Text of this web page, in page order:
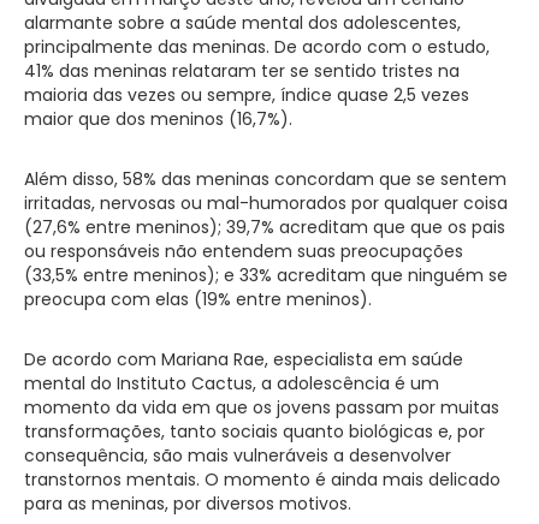
alarmante sobre a saúde mental dos adolescentes,
principalmente das meninas. De acordo com o estudo,
41% das meninas relataram ter se sentido tristes na
maioria das vezes ou sempre, índice quase 2,5 vezes
maior que dos meninos (16,7%).
Além disso, 58% das meninas concordam que se sentem
irritadas, nervosas ou mal-humorados por qualquer coisa
(27,6% entre meninos); 39,7% acreditam que que os pais
ou responsáveis não entendem suas preocupações
(33,5% entre meninos); e 33% acreditam que ninguém se
preocupa com elas (19% entre meninos).
De acordo com Mariana Rae, especialista em saúde
mental do Instituto Cactus, a adolescência é um
momento da vida em que os jovens passam por muitas
transformações, tanto sociais quanto biológicas e, por
consequência, são mais vulneráveis a desenvolver
transtornos mentais. O momento é ainda mais delicado
para as meninas, por diversos motivos.